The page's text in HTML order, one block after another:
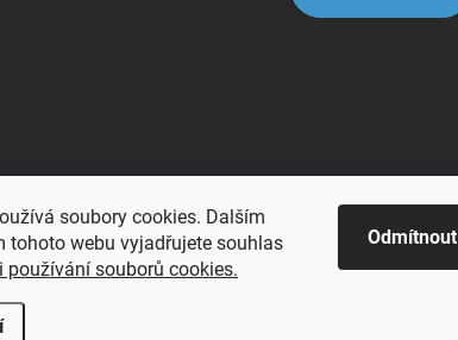
soubory cookies. Dalším
tohoto webu vyjadřujete souhlas
používání souborů cookies.
Odmítnout